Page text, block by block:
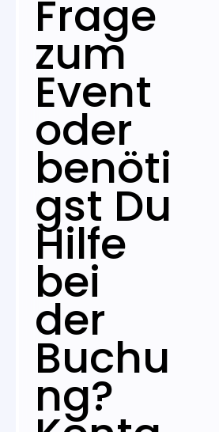
Frage
zum
Event
oder
benöti
gst Du
Hilfe
bei
der
Buchu
ng?